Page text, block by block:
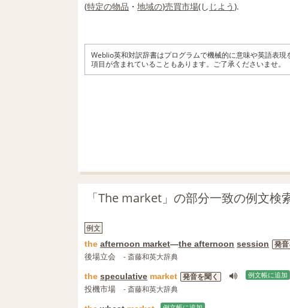
(特定の物品 ・ 地域の)売買市場(し じよう).
Weblio英和対訳辞書はプログラムで機械的に意味や英語表現
項目が含まれていることもあります。ご了承くださいませ。
「The market」の部分一致の例文検
例文
the afternoon market―the afternoon session 発音
後場立会 - 斎藤和英大辞典
the speculative market 発音を聞く 例文帳に追加
投機市場 - 斎藤和英大辞典